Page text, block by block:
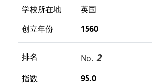
学校所在地
英国
创立年份
1560
排名 No. 2
指数
95.0